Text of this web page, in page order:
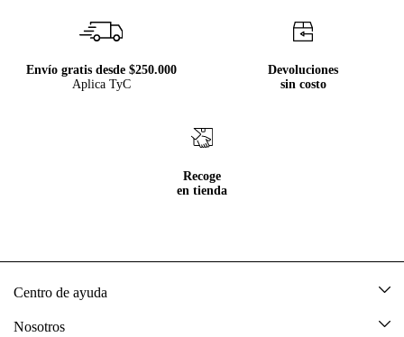
Envío gratis desde $250.000
Aplica TyC
Devoluciones
sin costo
Recoge
en tienda
Centro de ayuda
Mis pedidos
Nosotros